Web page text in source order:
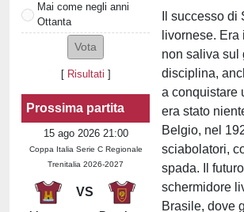
Mai come negli anni
Ottanta
[ Risultati ]
Prossima partita
15 ago 2026 21:00
Coppa Italia Serie C Regionale
Trenitalia 2026-2027
VS
Il successo
livornese.
non saliva sul
disciplina,
a conquistare
era stato
Belgio, nel
sciabolatori,
spada. Il
schermidore
Brasile, dove